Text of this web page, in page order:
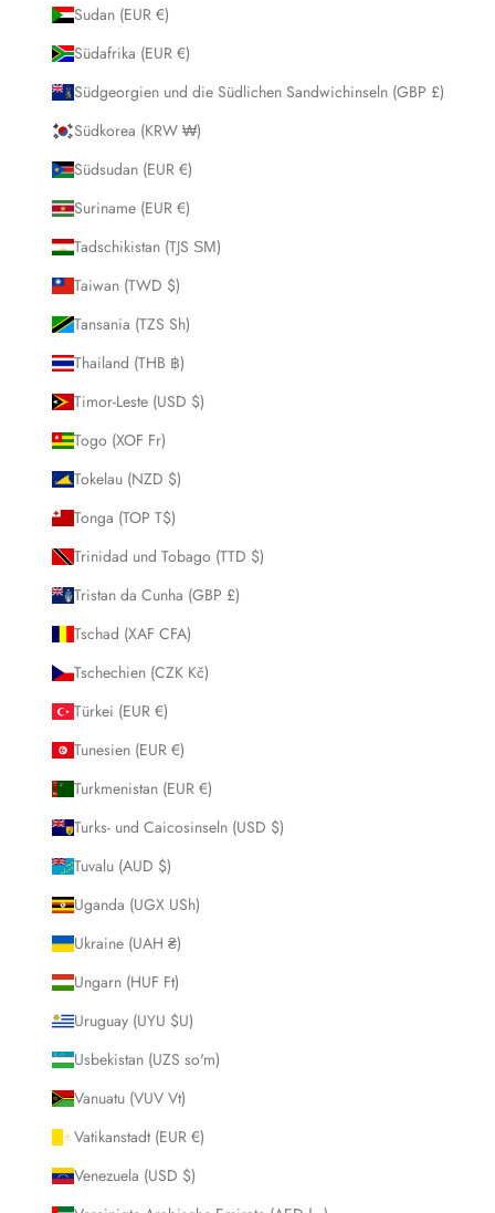
Sudan (EUR €)
Südafrika (EUR €)
Südgeorgien und die Südlichen Sandwichinseln (GBP £)
Südkorea (KRW ₩)
Südsudan (EUR €)
Suriname (EUR €)
Tadschikistan (TJS ЅМ)
Taiwan (TWD $)
Tansania (TZS Sh)
Thailand (THB ฿)
Timor-Leste (USD $)
Togo (XOF Fr)
Tokelau (NZD $)
Tonga (TOP T$)
Trinidad und Tobago (TTD $)
Tristan da Cunha (GBP £)
Tschad (XAF CFA)
Tschechien (CZK Kč)
Türkei (EUR €)
Tunesien (EUR €)
Turkmenistan (EUR €)
Turks- und Caicosinseln (USD $)
Tuvalu (AUD $)
Uganda (UGX USh)
Ukraine (UAH ₴)
Ungarn (HUF Ft)
Uruguay (UYU $U)
Usbekistan (UZS so'm)
Vanuatu (VUV Vt)
Vatikanstadt (EUR €)
Venezuela (USD $)